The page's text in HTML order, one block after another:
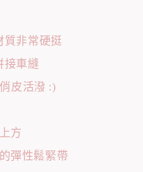
質非常硬挺
接車縫
皮活潑 :)
方
彈性鬆緊帶